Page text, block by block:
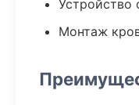
Устройство
Монтаж